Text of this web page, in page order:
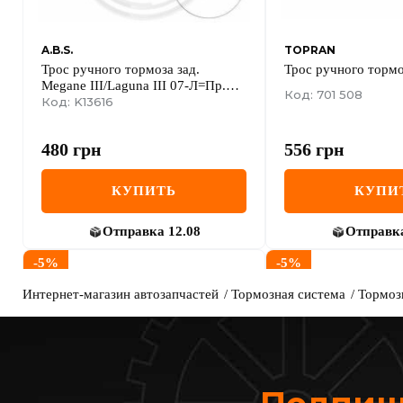
A.B.S.
Трос ручного тормоза зад.
Megane III/Laguna III 07-Л=Пр.
(диск) (1883/1062)
Код: K13616
480 грн
КУПИТЬ
Отправка 12.08
TOPRAN
Трос ручного
Код: 701 508
556 грн
-5% -5%
Интернет-магазин автозапчастей Тормозная система